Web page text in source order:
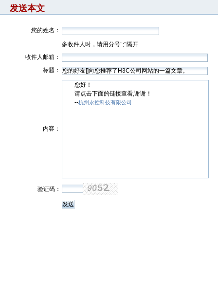
发送本文
您的姓名：
多收件人时，请用分号";"隔开
收件人邮箱：
标题：
内容：
您好！
请点击下面的链接查看,谢谢！
--杭州永控科技有限公司
验证码：